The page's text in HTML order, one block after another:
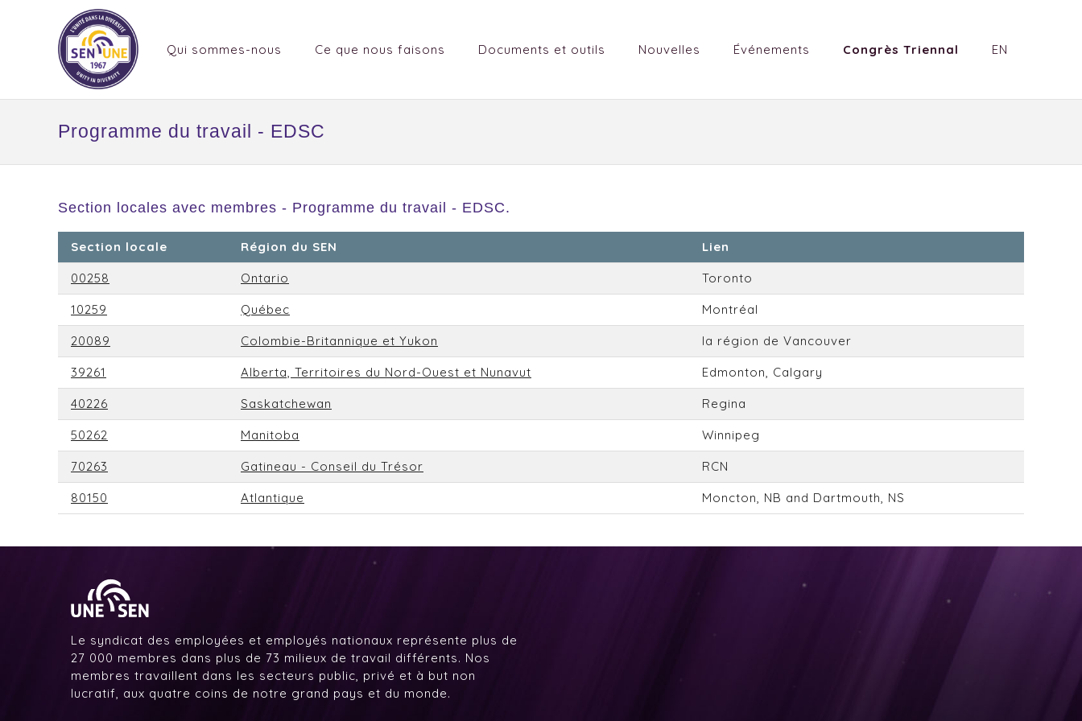
Qui sommes-nous Ce que nous faisons Documents et outils Nouvelles Événements Congrès Triennal EN
Programme du travail - EDSC
Section locales avec membres - Programme du travail - EDSC.
Section locale Région du SEN Lien
00258 Ontario Toronto
10259 Québec Montréal
20089 Colombie-Britannique et Yukon la région de Vancouver
39261 Alberta, Territoires du Nord-Ouest et Nunavut Edmonton, Calgary
40226 Saskatchewan Regina
50262 Manitoba Winnipeg
70263 Gatineau - Conseil du Trésor RCN
80150 Atlantique Moncton, NB and Dartmouth, NS
Le syndicat des employées et employés nationaux représente plus de
27 000 membres dans plus de 73 milieux de travail différents. Nos
membres travaillent dans les secteurs public, privé et à but non
lucratif, aux quatre coins de notre grand pays et du monde.